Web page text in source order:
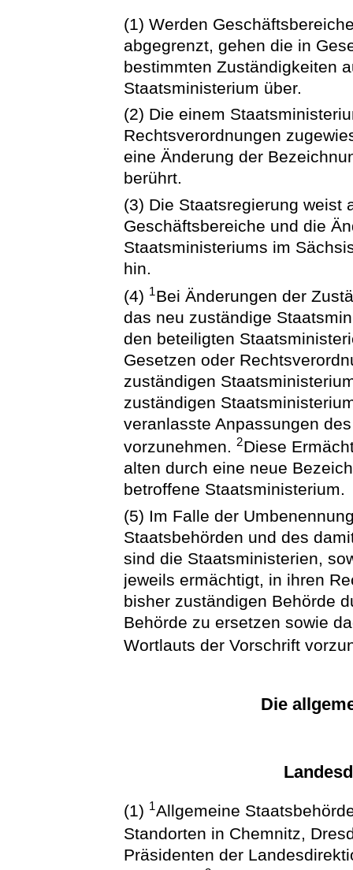
(1) Werden
abgegrenzt, gehen die in
bestimmten Zuständigkeiten
Staatsministerium über.
(2) Die einem
Rechtsverordnungen
eine Änderung der
berührt.
(3) Die Staatsregierung weist
Geschäftsbereiche und die
Staatsministeriums im
hin.
(4) 1Bei Änderungen der
das neu zuständige
den beteiligten
Gesetzen oder
zuständigen
zuständigen
veranlasste Anpassungen
vorzunehmen.2Diese
alten durch eine neue
betroffene Staatsministerium.
(5) Im Falle der
Staatsbehörden und des
sind die Staatsministerien,
jeweils ermächtigt, in ihren
bisher zuständigen Behörde
Behörde zu ersetzen sowie
Wortlauts der Vorschrift
Die
(1) 1Allgemeine
Standorten in Chemnitz,
Präsidenten der